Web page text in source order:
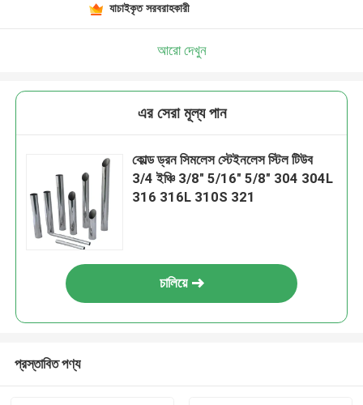
যাচাইকৃত সরবরাহকারী
আরো দেখুন
এর সেরা মূল্য পান
কোল্ড ড্রন সিমলেস স্টেইনলেস স্টিল টিউব
3/4 ইঞ্চি 3/8" 5/16" 5/8" 304 304L
316 316L 310S 321
চালিয়ে
প্রস্তাবিত পণ্য